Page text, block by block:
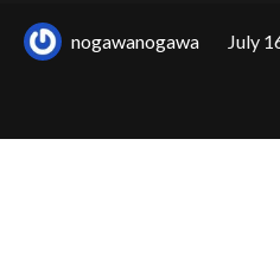
nogawanogawa July